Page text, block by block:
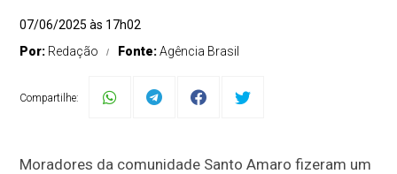
07/06/2025 às 17h02
Por: Redação Fonte:Agência Brasil
Compartilhe:
Moradores da comunidade Santo Amaro fizeram um